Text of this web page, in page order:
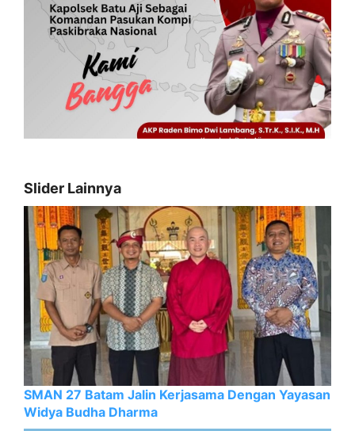
Slider Lainnya
SMAN 27 Batam Jalin Kerjasama Dengan Yayasan
Widya Budha Dharma